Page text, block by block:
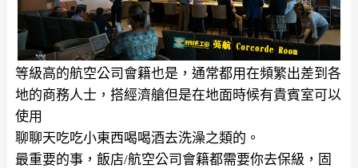
等級高的航空公司會籍也是，通常都用在頻繁出差到各
地的商務人士，搭經濟艙但是在地面時候有貴賓室可以
使用
聊聊天吃吃小東西喝喝酒去洗澡之類的。
最重要的事，飯店/航空公司會籍都需要你去保級，固